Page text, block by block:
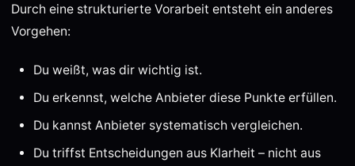
Durch eine strukturierte Vorarbeit entsteht ein anderes
Vorgehen:
Du weißt, was dir wichtig ist.
Du erkennst, welche Anbieter diese Punkte erfüllen.
Du kannst Anbieter systematisch vergleichen.
Du triffst Entscheidungen aus Klarheit – nicht aus